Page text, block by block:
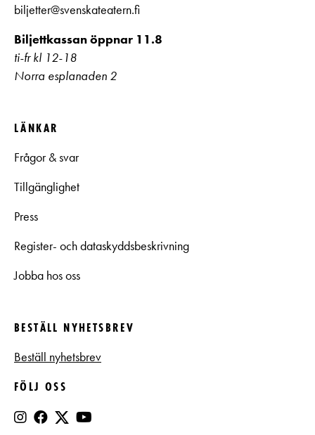
biljetter@svenskateatern.fi
Biljettkassan öppnar 11.8
ti-fr kl 12-18
Norra esplanaden 2
LÄNKAR
Frågor & svar
Tillgänglighet
Press
Register- och dataskyddsbeskrivning
Jobba hos oss
BESTÄLL NYHETSBREV
Beställ nyhetsbrev
FÖLJ OSS